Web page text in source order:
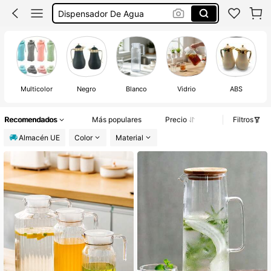
Jarra Agua Nevera
Jarra Agua Cristal
Multicolor Negro Blanco Vidrio ABS
Recomendados Más populares Precio
Filtros
Almacén UE
Color Material